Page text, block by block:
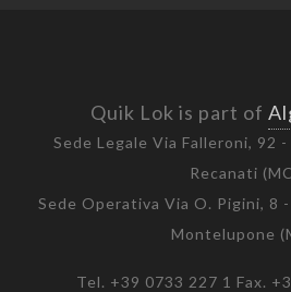
Quik Lok is part of
Sede Legale Via Falleroni, 92
Recanati
Sede Operativa Via O. Pigini, 8
Montelupone
Tel. +39 0733 227 1 Fax.